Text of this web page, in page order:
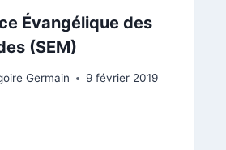
Évangélique des
(SEM)
Germain 9 février 2019